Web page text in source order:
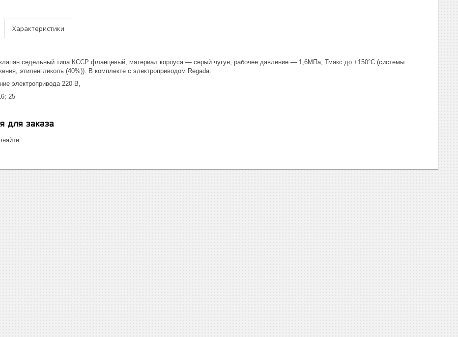
Характеристики
седельный типа КССР фланцевый, материал корпуса — серый чугун, рабочее давление — 1,6МПа, Тмакс до +150°С (системы
этиленгликоль (40%)). В комплекте с электроприводом Regada.
электропривода 220 В,
25
для заказа